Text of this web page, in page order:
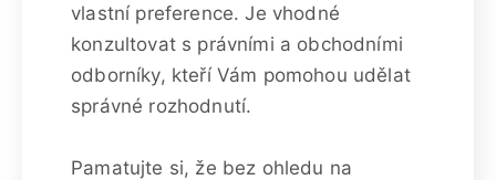
vlastní preference. Je vhodné
konzultovat s právními a obchodními
odborníky, kteří Vám pomohou udělat
správné rozhodnutí.
Pamatujte si, že bez ohledu na